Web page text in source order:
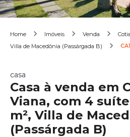
Home Imóveis Venda Cotia
Villa de Macedônia (Passárgada B)
casa
Casa à venda em
Viana, com 4
m², Villa de
(Passárgada B)